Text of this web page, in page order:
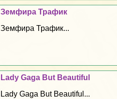
Земфира Трафик
Земфира Трафик...
Lady Gaga But Beautiful
Lady Gaga But Beautiful...